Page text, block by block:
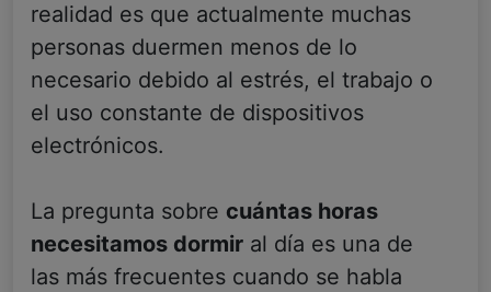
realidad es que actualmente muchas
personas duermen menos de lo
necesario debido al estrés, el trabajo o
el uso constante de dispositivos
electrónicos.
La pregunta sobre cuántas horas
necesitamos dormir al día es una de
las más frecuentes cuando se habla